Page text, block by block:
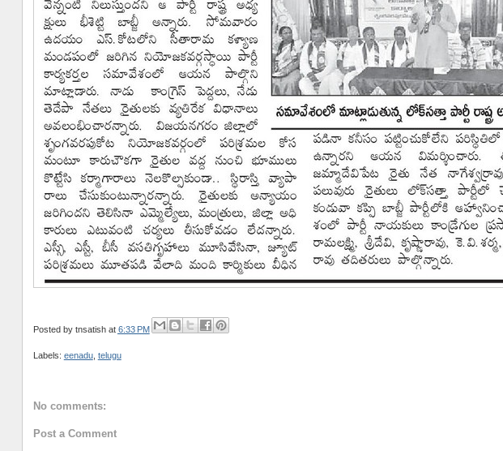
Posted by tnsatish at 6:33 PM
Labels: eenadu, telugu
No comments:
Post a Comment